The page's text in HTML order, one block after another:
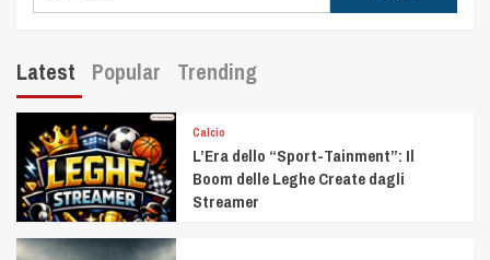
Latest Popular Trending
Calcio
L’Era dello “Sport-Tainment”: Il
Boom delle Leghe Create dagli
Streamer